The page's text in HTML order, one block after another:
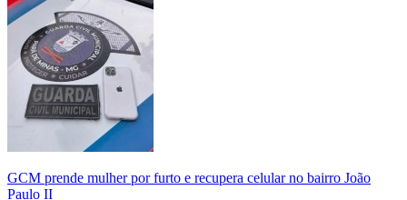
GCM prende mulher por furto e recupera celular no bairro João
Paulo II